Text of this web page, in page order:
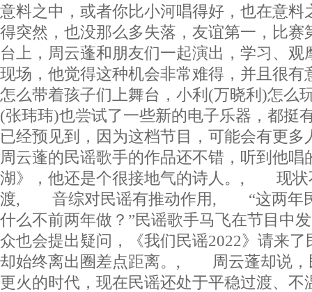
意料之中，或者你比小河唱得好，也在意料
得突然，也没那么多失落，友谊第一，比
台上，周云蓬和朋友们一起演出，学习、观
现场，他觉得这种机会非常难得，并且很有
怎么带着孩子们上舞台，小利(万晓利)怎么
(张玮玮)也尝试了一些新的电子乐器，都
已经预见到，因为这档节目，可能会有更多
周云蓬的民谣歌手的作品还不错，听到他唱
湖》，他还是个很接地气的诗人。, 现状
渡, 音综对民谣有推动作用, “这两年民
什么不前两年做？”民谣歌手马飞在节目中
众也会提出疑问，《我们民谣2022》请来
却始终离出圈差点距离。, 周云蓬却说，
更火的时代，现在民谣还处于平稳过渡、不